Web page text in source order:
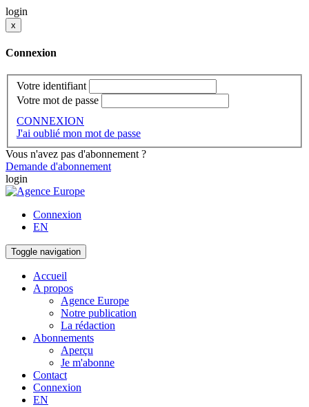
login
x
Connexion
Votre identifiant
Votre mot de passe
CONNEXION
J'ai oublié mon mot de passe
Vous n'avez pas d'abonnement ?
Demande d'abonnement
login
Connexion
EN
Toggle navigation
Accueil
A propos
Agence Europe
Notre publication
La rédaction
Abonnements
Aperçu
Je m'abonne
Contact
Connexion
EN